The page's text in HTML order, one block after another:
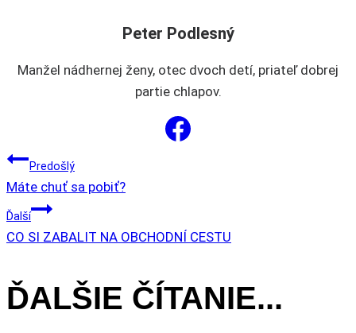
Peter Podlesný
Manžel nádhernej ženy, otec dvoch detí, priateľ dobrej
partie chlapov.
NAVIGÁCIA
V
Predošlý
Máte chuť sa pobiť?
Ďalší
CO SI ZABALIT NA OBCHODNÍ CESTU
ĎALŠIE ČÍTANIE...